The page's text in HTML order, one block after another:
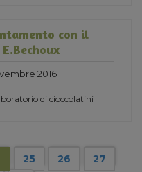
con il
2016
di cioccolatini
25 26
27